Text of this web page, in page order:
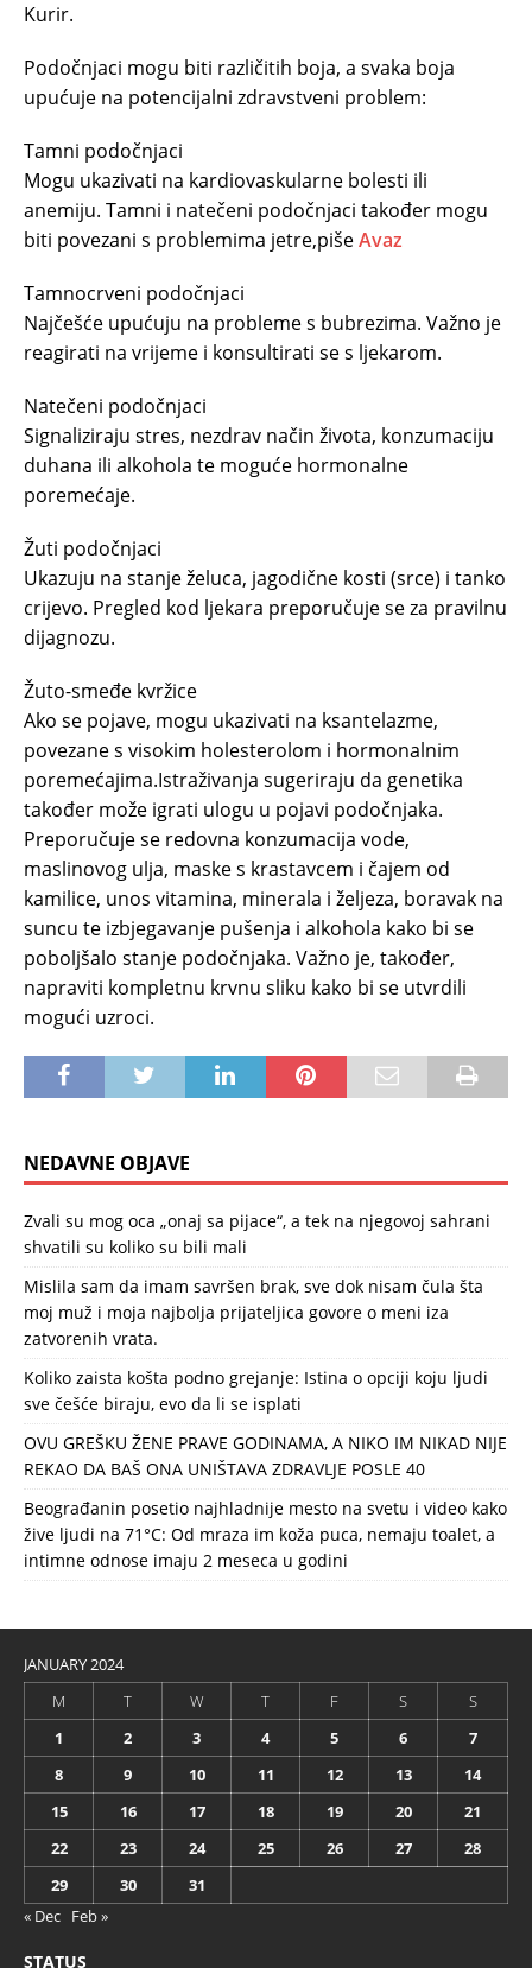
Kurir.
Podočnjaci mogu biti različitih boja, a svaka boja
upućuje na potencijalni zdravstveni problem:
Tamni podočnjaci
Mogu ukazivati na kardiovaskularne bolesti ili
anemiju. Tamni i natečeni podočnjaci također mogu
biti povezani s problemima jetre,pišeAvaz
Tamnocrveni podočnjaci
Najčešće upućuju na probleme s bubrezima. Važno je
reagirati na vrijeme i konsultirati se s ljekarom.
Natečeni podočnjaci
Signaliziraju stres, nezdrav način života, konzumaciju
duhana ili alkohola te moguće hormonalne
poremećaje.
Žuti podočnjaci
Ukazuju na stanje želuca, jagodične kosti (srce) i tanko
crijevo. Pregled kod ljekara preporučuje se za pravilnu
dijagnozu.
Žuto-smeđe kvržice
Ako se pojave, mogu ukazivati na ksantelazme,
povezane s visokim holesterolom i hormonalnim
poremećajima.Istraživanja sugeriraju da genetika
također može igrati ulogu u pojavi podočnjaka.
Preporučuje se redovna konzumacija vode,
maslinovog ulja, maske s krastavcem i čajem od
kamilice, unos vitamina, minerala i željeza, boravak na
suncu te izbjegavanje pušenja i alkohola kako bi se
poboljšalo stanje podočnjaka. Važno je, također,
napraviti kompletnu krvnu sliku kako bi se utvrdili
mogući uzroci.
NEDAVNE OBJAVE
Zvali su mog oca „onaj sa pijace“, a tek na njegovoj sahrani
shvatili su koliko su bili mali
Mislila sam da imam savršen brak, sve dok nisam čula šta
moj muž i moja najbolja prijateljica govore o meni iza
zatvorenih vrata.
Koliko zaista košta podno grejanje: Istina o opciji koju ljudi
sve češće biraju, evo da li se isplati
OVU GREŠKU ŽENE PRAVE GODINAMA, A NIKO IM NIKAD NIJE
REKAO DA BAŠ ONA UNIŠTAVA ZDRAVLJE POSLE 40
Beograđanin posetio najhladnije mesto na svetu i video kako
žive ljudi na 71°C: Od mraza im koža puca, nemaju toalet, a
intimne odnose imaju 2 meseca u godini
JANUARY 2024
M
T W T F S
S
1
2 3 4 5 6
7
8
9 10 11 12 13
14
15
16 17 18 19 20
21
22
23 24 25 26 27
28
29
30
31
« Dec Feb »
STATUS